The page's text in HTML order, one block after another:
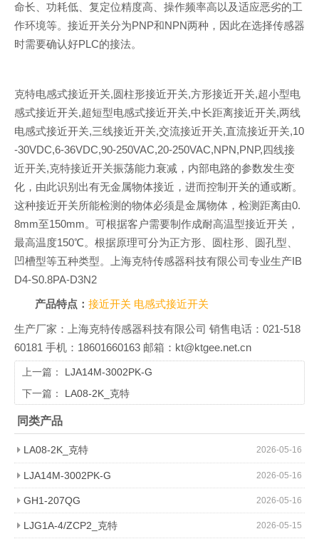
命长、功耗低、复定位精度高、操作频率高以及适应恶劣的工
作环境等。接近开关分为PNP和NPN两种，因此在选择传感器
时需要确认好PLC的接法。
克特电感式接近开关,圆柱形接近开关,方形接近开关,超小型电
感式接近开关,超短型电感式接近开关,中长距离接近开关,两线
电感式接近开关,三线接近开关,交流接近开关,直流接近开关,10
-30VDC,6-36VDC,90-250VAC,20-250VAC,NPN,PNP,四线接
近开关,克特接近开关振荡能力衰减，内部电路的参数发生变
化，由此识别出有无金属物体接近，进而控制开关的通或断。
这种接近开关所能检测的物体必须是金属物体，检测距离由0.
8mm至150mm。可根据客户需要制作成耐高温型接近开关，
最高温度150℃。根据原理可分为正方形、圆柱形、圆孔型、
凹槽型等五种类型。上海克特传感器科技有限公司专业生产IB
D4-S0.8PA-D3N2
产品特点：接近开关 电感式接近开关
生产厂家：上海克特传感器科技有限公司 销售电话：021-518
60181 手机：18601660163 邮箱：kt@ktgee.net.cn
上一篇： LJA14M-3002PK-G
下一篇： LA08-2K_克特
同类产品
2026-05-16
LA08-2K_克特
2026-05-16
LJA14M-3002PK-G
2026-05-16
GH1-207QG
2026-05-15
LJG1A-4/ZCP2_克特